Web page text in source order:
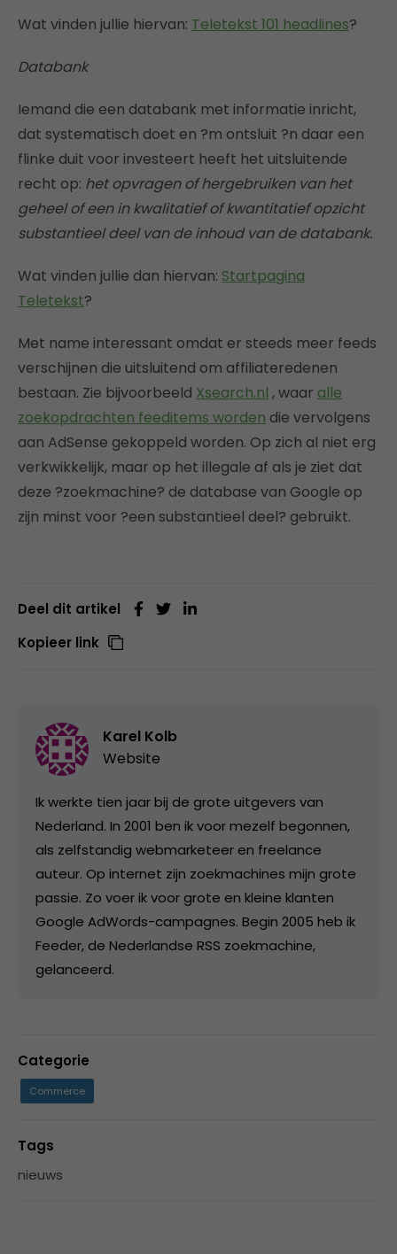
Wat vinden jullie hiervan: Teletekst 101 headlines?
Databank
Iemand die een databank met informatie inricht,
dat systematisch doet en ?m ontsluit ?n daar een
flinke duit voor investeert heeft het uitsluitende
recht op: het opvragen of hergebruiken van het
geheel of een in kwalitatief of kwantitatief opzicht
substantieel deel van de inhoud van de databank.
Wat vinden jullie dan hiervan: Startpagina
Teletekst?
Met name interessant omdat er steeds meer feeds
verschijnen die uitsluitend om affiliateredenen
bestaan. Zie bijvoorbeeld Xsearch.nl , waar alle
zoekopdrachten feeditems worden die vervolgens
aan AdSense gekoppeld worden. Op zich al niet erg
verkwikkelijk, maar op het illegale af als je ziet dat
deze ?zoekmachine? de database van Google op
zijn minst voor ?een substantieel deel? gebruikt.
Deel dit artikel
Kopieer link
Karel Kolb
Website
Ik werkte tien jaar bij de grote uitgevers van
Nederland. In 2001 ben ik voor mezelf begonnen,
als zelfstandig webmarketeer en freelance
auteur. Op internet zijn zoekmachines mijn grote
passie. Zo voer ik voor grote en kleine klanten
Google AdWords-campagnes. Begin 2005 heb ik
Feeder, de Nederlandse RSS zoekmachine,
gelanceerd.
Categorie
Commerce
Tags
nieuws